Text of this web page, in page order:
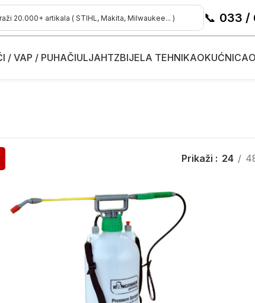
📞 033 /
/ VAP / PUHAČIULJAHTZBIJELA TEHNIKAOKUĆNICA
Prikaži 24